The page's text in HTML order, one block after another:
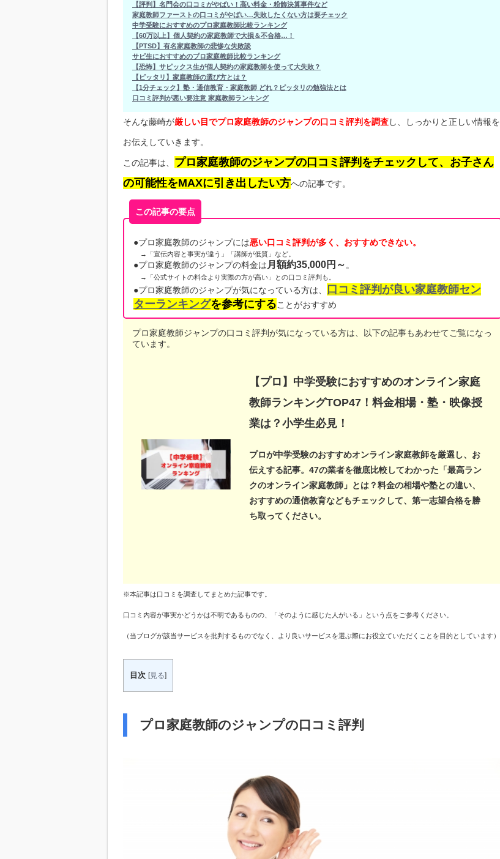
【評判】名門会の口コミがやばい！高い料金・粉飾決算事件など
家庭教師ファーストの口コミがやばい…失敗したくない方は要チェック
中学受験におすすめのプロ家庭教師比較ランキング
【60万以上】個人契約の家庭教師で大損＆不合格…！
【PTSD】有名家庭教師の悲惨な失敗談
サピ生におすすめのプロ家庭教師比較ランキング
【恐怖】サピックス生が個人契約の家庭教師を使って大失敗？
【ピッタリ】家庭教師の選び方とは？
【1分チェック】塾・通信教育・家庭教師 どれ？ピッタリの勉強法とは
口コミ評判が悪い要注意 家庭教師ランキング
そんな藤崎が厳しい目でプロ家庭教師のジャンプの口コミ評判を調査し、しっかりと正しい情報を
お伝えしていきます。
この記事は、 プロ家庭教師のジャンプの口コミ評判をチェックして、お子さん
の可能性をMAXに引き出したい方への記事です。
この記事の要点
●プロ家庭教師のジャンプには悪い口コミ評判が多く、おすすめできない。
→「宣伝内容と事実が違う」「講師が低質」など。
●プロ家庭教師のジャンプの料金は 月額約35,000円～ 。
→「公式サイトの料金より実際の方が高い」との口コミ評判も。
●プロ家庭教師のジャンプが気になっている方は、
口コミ評判が良い家庭教師セン
ターランキングを参考にすることがおすすめ
プロ家庭教師ジャンプの口コミ評判が気になっている方は、以下の記事もあわせてご覧になっ
ています。
【プロ】中学受験におすすめのオンライン家庭
教師ランキングTOP47！料金相場・塾・映像授
業は？小学生必見！
プロが中学受験のおすすめオンライン家庭教師を厳選し、お
伝えする記事。47の業者を徹底比較してわかった「最高ラン
クのオンライン家庭教師」とは？料金の相場や塾との違い、
おすすめの通信教育などもチェックして、第一志望合格を勝
ち取ってください。
※本記事は口コミを調査してまとめた記事です。
口コミ内容が事実かどうかは不明であるものの、「そのように感じた人がいる」という点をご参考ください。
（当ブログが該当サービスを批判するものでなく、より良いサービスを選ぶ際にお役立ていただくことを目的としています）
目次 [見る]
プロ家庭教師のジャンプの口コミ評判